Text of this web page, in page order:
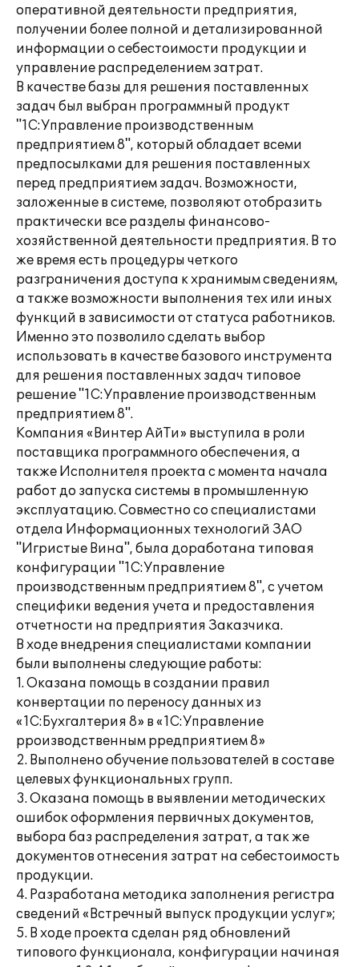
оперативной деятельности предприятия,
получении более полной и детализированной
информации о себестоимости продукции и
управление распределением затрат.
В качестве базы для решения поставленных
задач был выбран программный продукт
"1C:Управление производственным
предприятием 8", который обладает всеми
предпосылками для решения поставленных
перед предприятием задач. Возможности,
заложенные в системе, позволяют отобразить
практически все разделы финансово-
хозяйственной деятельности предприятия. В то
же время есть процедуры четкого
разграничения доступа к хранимым сведениям,
а также возможности выполнения тех или иных
функций в зависимости от статуса работников.
Именно это позволило сделать выбор
использовать в качестве базового инструмента
для решения поставленных задач типовое
решение "1C:Управление производственным
предприятием 8".
Компания «Винтер АйТи» выступила в роли
поставщика программного обеспечения, а
также Исполнителя проекта с момента начала
работ до запуска системы в промышленную
эксплуатацию. Совместно со специалистами
отдела Информационных технологий ЗАО
"Игристые Вина", была доработана типовая
конфигурации "1С:Управление
производственным предприятием 8", с учетом
специфики ведения учета и предоставления
отчетности на предприятия Заказчика.
В ходе внедрения специалистами компании
были выполнены следующие работы:
1. Оказана помощь в создании правил
конвертации по переносу данных из
«1С:Бухгалтерия 8» в «1С:Управление
рроизводственным рредприятием 8»
2. Выполнено обучение пользователей в составе
целевых функциональных групп.
3. Оказана помощь в выявлении методических
ошибок оформления первичных документов,
выбора баз распределения затрат, а так же
документов отнесения затрат на себестоимость
продукции.
4. Разработана методика заполнения регистра
сведений «Встречный выпуск продукции услуг»;
5. В ходе проекта сделан ряд обновлений
типового функционала, конфигурации начиная